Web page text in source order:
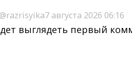
@razrisyika7 августа 2026 06:16
выглядеть первый